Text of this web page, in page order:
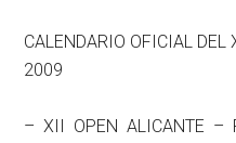
CALENDARIO OFICIAL DEL
2009
– XII OPEN ALICANTE –